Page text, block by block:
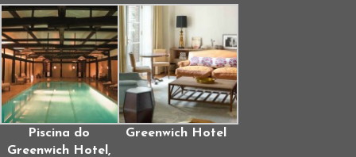
Piscina do
Greenwich Hotel,
Greenwich Hotel